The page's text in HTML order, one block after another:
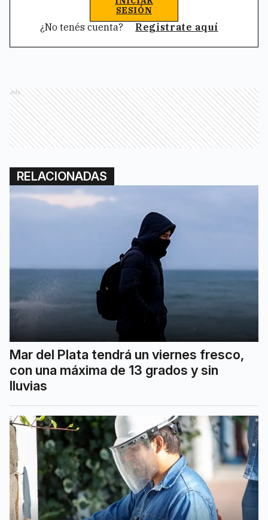
SESIÓN
¿No tenés cuenta? Registrate aquí
Ads
RELACIONADAS
Mar del Plata tendrá un viernes fresco,
con una máxima de 13 grados y sin
lluvias